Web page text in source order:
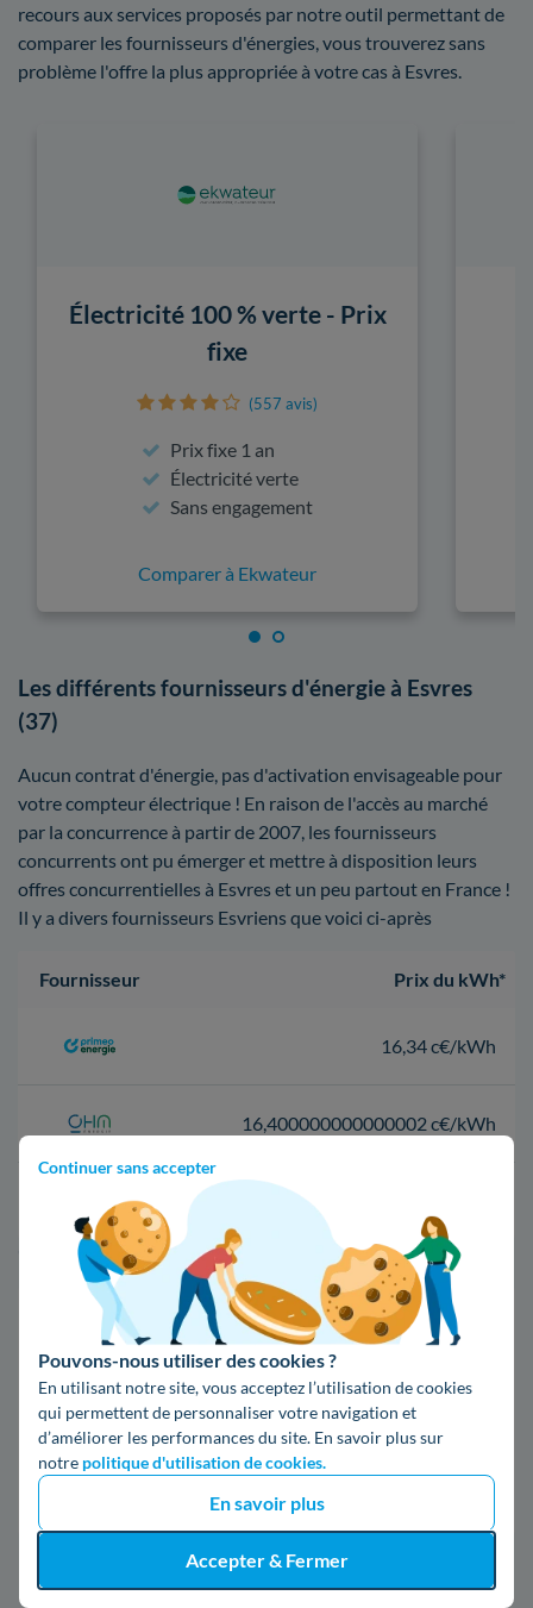
Continuer sans accepter
Pouvons-nous utiliser des cookies ?
En utilisant notre site, vous acceptez l’utilisation de cookies
qui permettent de personnaliser votre navigation et
d’améliorer les performances du site. En savoir plus sur
notre politique d'utilisation de cookies.
En savoir plus
Accepter & Fermer
recours aux services proposés par notre outil permettant de
comparer les fournisseurs d'énergies, vous trouverez sans
problème l'offre la plus appropriée à votre cas à Esvres.
Électricité 100 % verte - Prix
fixe
(557 avis)
Prix fixe 1 an
Électricité verte
Sans engagement
Comparer à Ekwateur
Les différents fournisseurs d'énergie à Esvres
(37)
Aucun contrat d'énergie, pas d'activation envisageable pour
votre compteur électrique ! En raison de l'accès au marché
par la concurrence à partir de 2007, les fournisseurs
concurrents ont pu émerger et mettre à disposition leurs
offres concurrentielles à Esvres et un peu partout en France !
Il y a divers fournisseurs Esvriens que voici ci-après
Fournisseur Prix du kWh*
16,34 c€/kWh
16,400000000000002 c€/kWh
*Prix TTC pour un forfait base d’une puissance de 6 kVA
Infos / souscriptions
(appel non surtaxé)
09 78 46 71 74
5. Les informations sur Enedis à Esvres